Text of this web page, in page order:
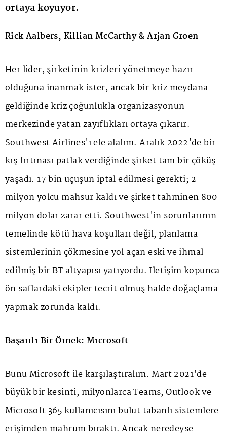
ortaya koyuyor.
Rick Aalbers, Killian McCarthy & Arjan Groen
Her lider, şirketinin krizleri yönetmeye hazır
olduğuna inanmak ister, ancak bir kriz meydana
geldiğinde kriz çoğunlukla organizasyonun
merkezinde yatan zayıflıkları ortaya çıkarır.
Southwest Airlines'ı ele alalım. Aralık 2022'de bir
kış fırtınası patlak verdiğinde şirket tam bir çöküş
yaşadı. 17 bin uçuşun iptal edilmesi gerekti; 2
milyon yolcu mahsur kaldı ve şirket tahminen 800
milyon dolar zarar etti. Southwest'in sorunlarının
temelinde kötü hava koşulları değil, planlama
sistemlerinin çökmesine yol açan eski ve ihmal
edilmiş bir BT altyapısı yatıyordu. İletişim kopunca
ön saflardaki ekipler tecrit olmuş halde doğaçlama
yapmak zorunda kaldı.
Başarılı Bir Örnek: Mıcrosoft
Bunu Microsoft ile karşılaştıralım. Mart 2021'de
büyük bir kesinti, milyonlarca Teams, Outlook ve
Microsoft 365 kullanıcısını bulut tabanlı sistemlere
erişimden mahrum bıraktı. Ancak neredeyse